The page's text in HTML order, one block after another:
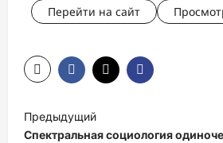
Перейти на сайт
Н
а
Предыдущий
Спектральная социология